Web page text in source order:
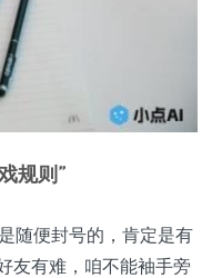
规则”
随便封号的，肯定是有
友有难，咱不能袖手旁